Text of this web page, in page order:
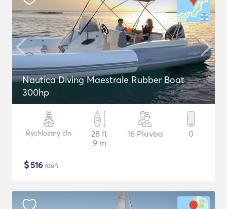
Nautica Diving Maestrale Rubber Boat
300hp
Rýchlostný čln
28 ft
9 m
16 Plavba 0
$516 /deň